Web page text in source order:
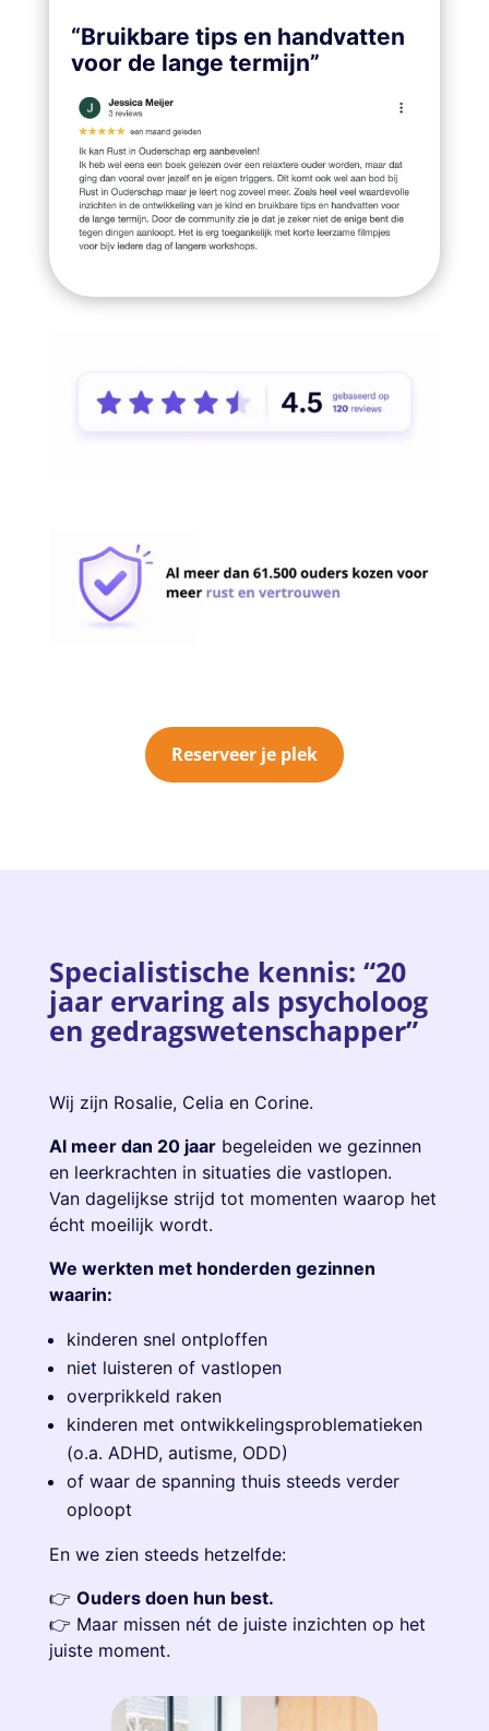
“Bruikbare tips en handvatten
voor de lange termijn”
Reserveer je plek
Specialistische kennis: “20
jaar ervaring als psycholoog
en gedragswetenschapper”
Wij zijn Rosalie, Celia en Corine.
Al meer dan 20 jaarbegeleiden we gezinnen
en leerkrachten in situaties die vastlopen.
Van dagelijkse strijd tot momenten waarop het
écht moeilijk wordt.
We werkten met honderden gezinnen
waarin:
kinderen snel ontploffen
niet luisteren of vastlopen
overprikkeld raken
kinderen met ontwikkelingsproblematieken
(o.a. ADHD, autisme, ODD)
of waar de spanning thuis steeds verder
oploopt
En we zien steeds hetzelfde:
👉 Ouders doen hun best.
👉 Maar missen nét de juiste inzichten op het
juiste moment.